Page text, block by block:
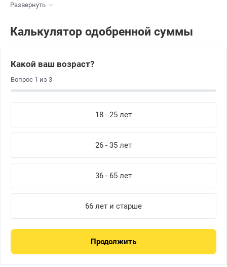
Развернуть
Калькулятор одобренной суммы
Какой ваш возраст?
Вопрос 1 из 3
18 - 25 лет
26 - 35 лет
36 - 65 лет
66 лет и старше
Продолжить